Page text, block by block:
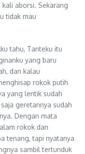
aborsi. Sekarang
tidak mau
tahu, Tanteku itu
yang baru
dan kalau
rokok putih
yang lentik sudah
geretannya sudah
Dengan mata
rokok dan
tenang, tapi nyatanya
sambil tertunduk